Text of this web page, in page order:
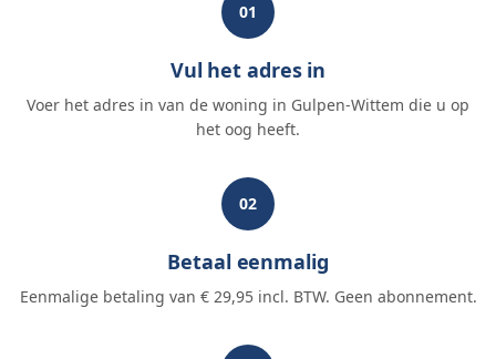
01
Vul het adres in
Voer het adres in van de woning in Gulpen-Wittem die u op
het oog heeft.
02
Betaal eenmalig
Eenmalige betaling van € 29,95 incl. BTW. Geen abonnement.